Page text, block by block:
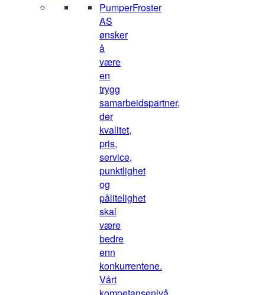
PumperFroster
AS
ønsker
å
være
en
trygg
samarbeidspartner,
der
kvalitet,
pris,
service,
punktlighet
og
pålitelighet
skal
være
bedre
enn
konkurrentene.
Vårt